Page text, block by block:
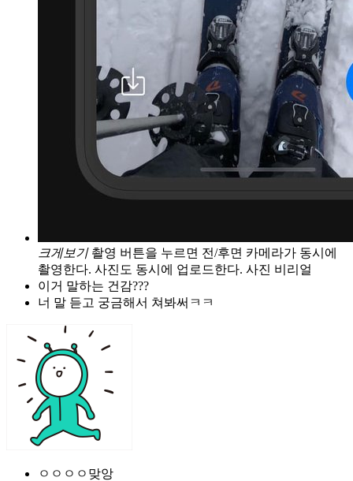
크게보기 촬영 버튼을 누르면 전/후면 카메라가 동시에
촬영한다. 사진도 동시에 업로드한다. 사진 비리얼
이거 말하는 건감???
너 말 듣고 궁금해서 쳐봐써ㅋㅋ
ㅇㅇㅇㅇ맞앙